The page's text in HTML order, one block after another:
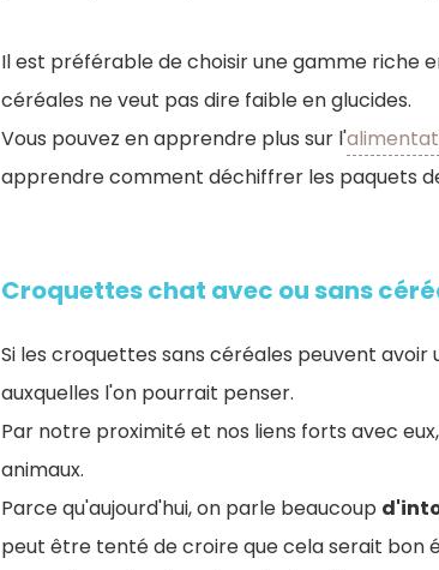
Il est préférable de choisir une gamme riche
céréales ne veut pas dire faible en glucides.
Vous pouvez en apprendre plus sur l'
apprendre comment déchiffrer les paquets
Croquettes chat avec ou sans
Si les croquettes sans céréales peuvent
auxquelles l'on pourrait penser.
Par notre proximité et nos liens forts avec
animaux.
Parce qu'aujourd'hui, on parle beaucoup
peut être tenté de croire que cela serait bon